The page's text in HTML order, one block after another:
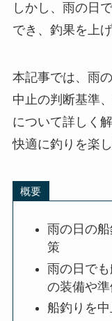
しかし、雨の日
でき、釣果を上
本記事では、雨
中止の判断基準
について詳しく
快適に釣りを楽
概要
雨の日の
策
雨の日で
の装備や
船釣りを